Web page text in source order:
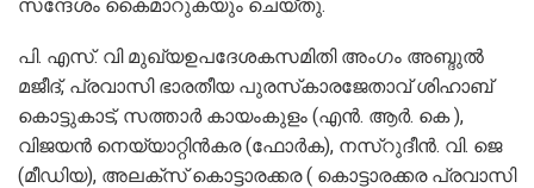
സന്ദേശം കൈമാറുകയും ചെയ്തു.
പി. എസ്. വി മുഖ്യഉപദേശകസമിതി അംഗം അബ്ദുൽ
മജീദ്, പ്രവാസി ഭാരതീയ പുരസ്‌കാരജേതാവ് ശിഹാബ്
കൊട്ടുകാട്, സത്താർ കായംകുളം (എൻ. ആർ. കെ ),
വിജയൻ നെയ്യാറ്റിൻകര (ഫോർക), നസ്റുദീൻ. വി. ജെ
(മീഡിയ), അലക്സ്‌ കൊട്ടാരക്കര ( കൊട്ടാരക്കര പ്രവാസി